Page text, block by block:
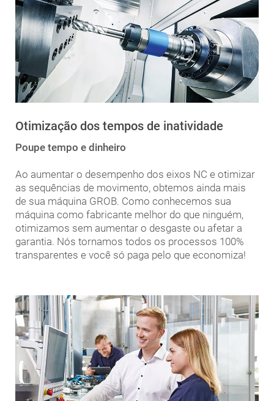
Otimização dos tempos de inatividade
Poupe tempo e dinheiro
Ao aumentar o desempenho dos eixos NC e otimizar
as sequências de movimento, obtemos ainda mais
de sua máquina GROB. Como conhecemos sua
máquina como fabricante melhor do que ninguém,
otimizamos sem aumentar o desgaste ou afetar a
garantia. Nós tornamos todos os processos 100%
transparentes e você só paga pelo que economiza!